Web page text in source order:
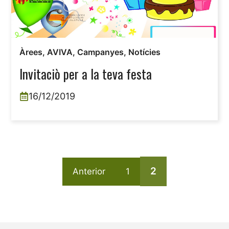
Àrees,AVIVA, Campanyes, Notícies
Invitaciò per a la teva festa
16/12/2019
Anterior 1 2